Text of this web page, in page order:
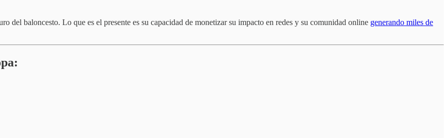
del baloncesto. Lo que es el presente es su capacidad de monetizar su impacto en redes y su comunidad online generando miles de